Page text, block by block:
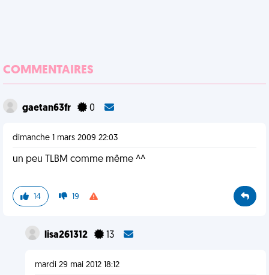
COMMENTAIRES
gaetan63fr 0
dimanche 1 mars 2009 22:03
un peu TLBM comme même ^^
14 19
lisa261312 13
mardi 29 mai 2012 18:12